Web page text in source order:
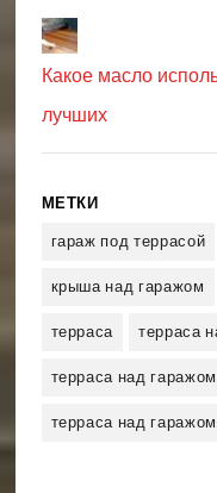
Какое масло
лучших
МЕТКИ
гараж под террасой
крыша над гаражом
терраса
терраса
терраса над гаражом
терраса над